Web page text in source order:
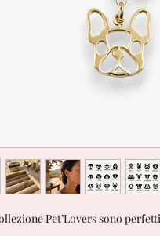
Pet’Lovers sono